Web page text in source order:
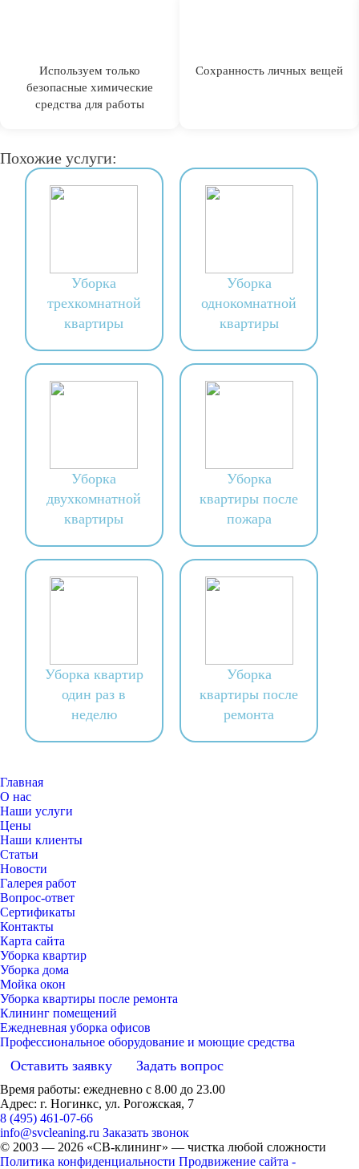
Используем только
безопасные химические
средства для работы
Сохранность личных вещей
Похожие услуги:
Уборка
трехкомнатной
квартиры
Уборка
однокомнатной
квартиры
Уборка
двухкомнатной
квартиры
Уборка
квартиры после
пожара
Уборка квартир
один раз в
неделю
Уборка
квартиры после
ремонта
Главная
О нас
Наши услуги
Цены
Наши клиенты
Статьи
Новости
Галерея работ
Вопрос-ответ
Сертификаты
Контакты
Карта сайта
Уборка квартир
Уборка дома
Мойка окон
Уборка квартиры после ремонта
Клининг помещений
Ежедневная уборка офисов
Профессиональное оборудование и моющие средства
Оставить заявку Задать вопрос
Время работы: ежедневно с 8.00 до 23.00
Адрес: г. Ногинкс, ул. Рогожская, 7
8 (495) 461-07-66
info@svcleaning.ru Заказать звонок
© 2003 — 2026 «СВ-клининг» — чистка любой сложности
Политика конфиденциальности Продвижение сайта -